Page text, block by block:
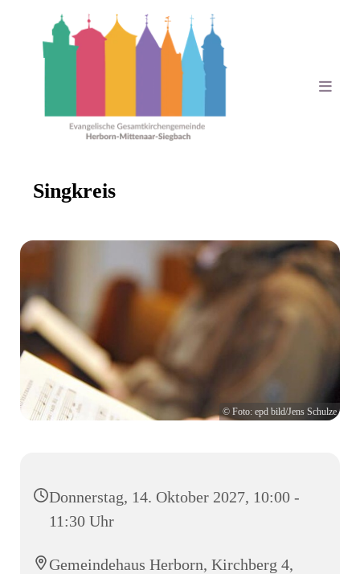
Singkreis
© Foto: epd bild/Jens Schulze
Donnerstag, 14. Oktober 2027, 10:00 -
11:30 Uhr
Gemeindehaus Herborn, Kirchberg 4,